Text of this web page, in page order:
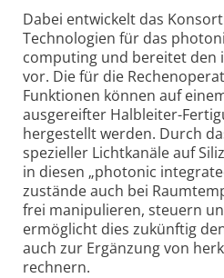
Dabei entwickelt das
Technologien für das
computing und bereitet den
vor. Die für die
Funktionen können auf
ausgereifter Halbleiter-
hergestellt werden. Durch
spezieller Lichtkanäle auf
in diesen „photonic
zustände auch bei
frei manipu­lieren, steuern
ermöglicht dies zukünftig
auch zur Ergänzung von
rechnern.